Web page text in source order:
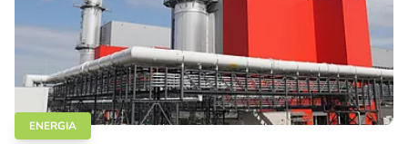
ENERGIA